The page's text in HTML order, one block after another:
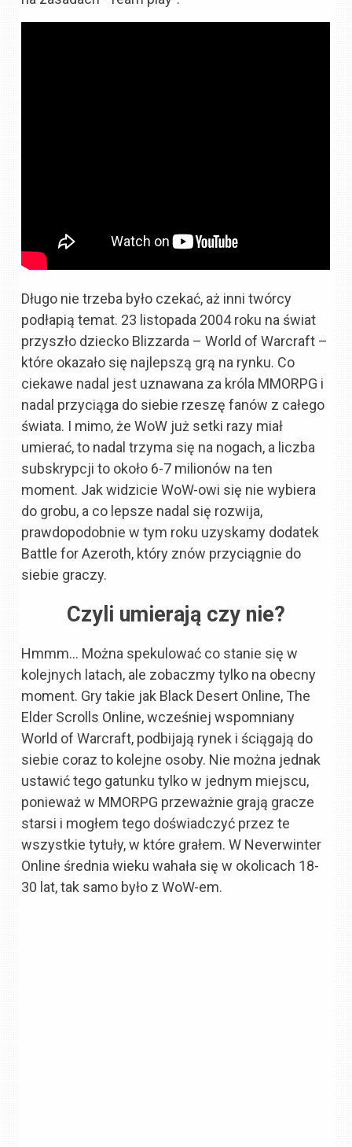
Długo nie trzeba było czekać, aż inni twórcy
podłapią temat. 23 listopada 2004 roku na świat
przyszło dziecko Blizzarda – World of Warcraft –
które okazało się najlepszą grą na rynku. Co
ciekawe nadal jest uznawana za króla MMORPG i
nadal przyciąga do siebie rzeszę fanów z całego
świata. I mimo, że WoW już setki razy miał
umierać, to nadal trzyma się na nogach, a liczba
subskrypcji to około 6-7 milionów na ten
moment. Jak widzicie WoW-owi się nie wybiera
do grobu, a co lepsze nadal się rozwija,
prawdopodobnie w tym roku uzyskamy dodatek
Battle for Azeroth, który znów przyciągnie do
siebie graczy.
Czyli umierają czy nie?
Hmmm… Można spekulować co stanie się w
kolejnych latach, ale zobaczmy tylko na obecny
moment. Gry takie jak Black Desert Online, The
Elder Scrolls Online, wcześniej wspomniany
World of Warcraft, podbijają rynek i ściągają do
siebie coraz to kolejne osoby. Nie można jednak
ustawić tego gatunku tylko w jednym miejscu,
ponieważ w MMORPG przeważnie grają gracze
starsi i mogłem tego doświadczyć przez te
wszystkie tytuły, w które grałem. W Neverwinter
Online średnia wieku wahała się w okolicach 18-
30 lat, tak samo było z WoW-em.